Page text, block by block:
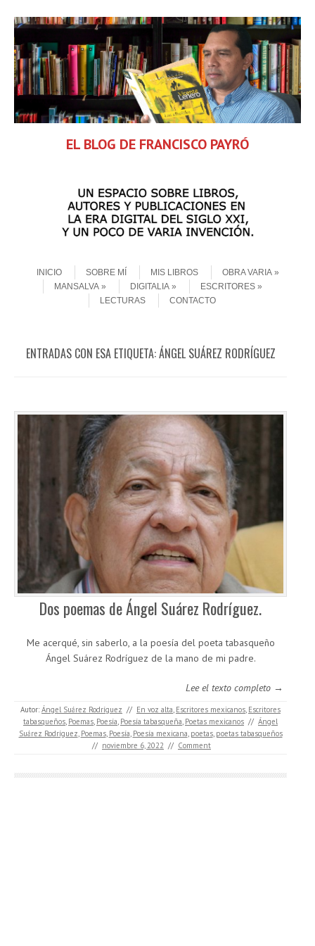
EL BLOG DE FRANCISCO PAYRÓ
MenuINICIO
SOBRE MÍ MIS LIBROS
OBRA VARIA
MANSALVA
DIGITALIA
ESCRITORES
LECTURAS
CONTACTO
ENTRADAS CON ESA ETIQUETA:ÁNGEL SUÁREZ RODRÍGUEZ
Dos poemas de Ángel Suárez Rodríguez.
Me acerqué, sin saberlo, a la poesía del poeta tabasqueño
Ángel Suárez Rodríguez de la mano de mi padre.
Lee el texto completo →
Autor: Ángel Suárez Rodríguez // En voz alta, Escritores mexicanos, Escritores
tabasqueños, Poemas, Poesía, Poesía tabasqueña, Poetas mexicanos // Ángel
Suárez Rodríguez, Poemas, Poesía, Poesía mexicana, poetas, poetas tabasqueños
// noviembre 6, 2022 // Comment